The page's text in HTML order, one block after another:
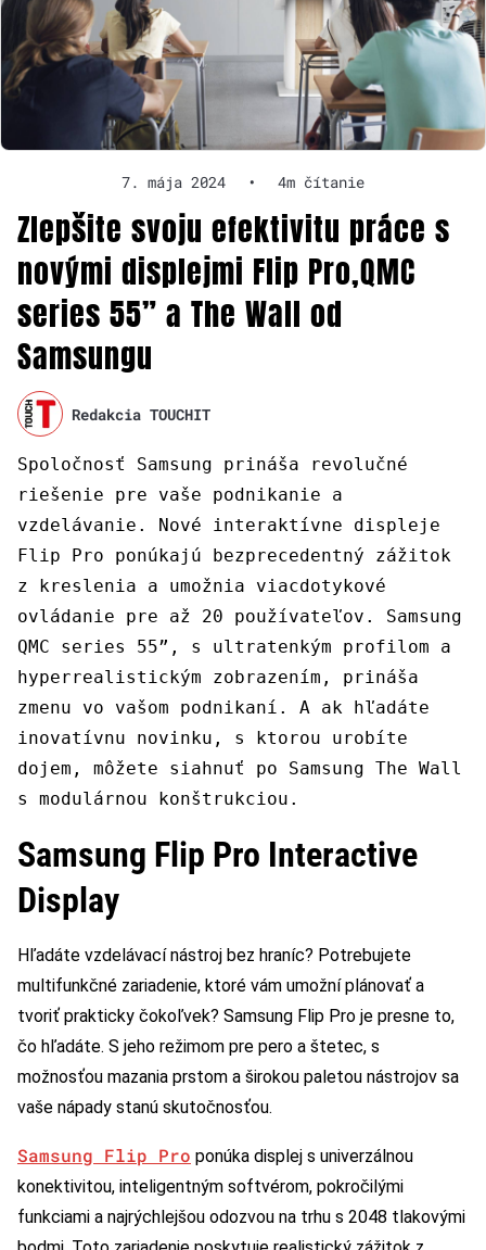
7. mája 2024 • 4m čítanie
Zlepšite svoju efektivitu práce s
novými displejmi Flip Pro,QMC
series 55” a The Wall od
Samsungu
Redakcia TOUCHIT
Spoločnosť Samsung prináša revolučné
riešenie pre vaše podnikanie a
vzdelávanie. Nové interaktívne displeje
Flip Pro ponúkajú bezprecedentný zážitok
z kreslenia a umožnia viacdotykové
ovládanie pre až 20 používateľov. Samsung
QMC series 55”, s ultratenkým profilom a
hyperrealistickým zobrazením, prináša
zmenu vo vašom podnikaní. A ak hľadáte
inovatívnu novinku, s ktorou urobíte
dojem, môžete siahnuť po Samsung The Wall
s modulárnou konštrukciou.
Samsung Flip Pro Interactive
Display
Hľadáte vzdelávací nástroj bez hraníc? Potrebujete
multifunkčné zariadenie, ktoré vám umožní plánovať a
tvoriť prakticky čokoľvek? Samsung Flip Pro je presne to,
čo hľadáte. S jeho režimom pre pero a štetec, s
možnosťou mazania prstom a širokou paletou nástrojov sa
vaše nápady stanú skutočnosťou.
Samsung Flip Pro ponúka displej s univerzálnou
konektivitou, inteligentným softvérom, pokročilými
funkciami a najrýchlejšou odozvou na trhu s 2048 tlakovými